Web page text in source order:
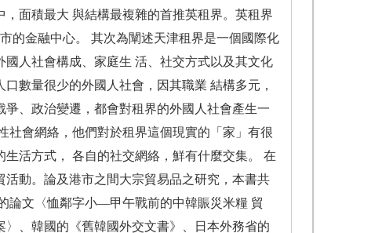
面積最大 與結構最複雜的首推英租界。英租界
的金融中心。 其次為闡述天津租界是一個國際化
人社會構成、家庭生 活、社交方式以及其文化
數量很少的外國人社會，因其職業 結構多元，
、政治變遷，都會對租界的外國人社會產生一
社會網絡，他們對於租界這個現實的「家」有很
活方式， 各自的社交網絡，鮮有什麼交集。 在
動。論及港市之間大宗貿易品之研究，本書共
論文〈恤鄰字小—甲午戰前的中韓賑災米糧 貿
、韓國的《舊韓國外交文書》、日本外務省的